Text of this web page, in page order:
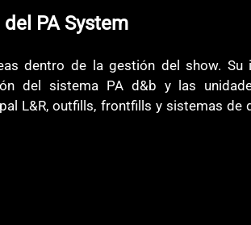
PA System
dentro de la gestión del show. Su
del sistema PA d&b y las
L&R, outfills, frontfills y sistemas de